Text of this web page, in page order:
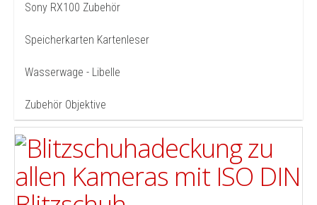
Sony RX100 Zubehör
Speicherkarten Kartenleser
Wasserwage - Libelle
Zubehör Objektive